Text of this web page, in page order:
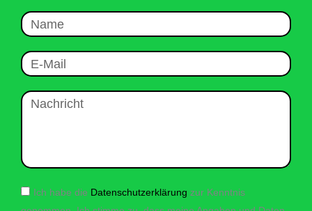
und Inhalte entsperren
Name
E-
Mail
Nachricht
Datenschutz
Ich habe die Datenschutzerklärung zur Kenntnis